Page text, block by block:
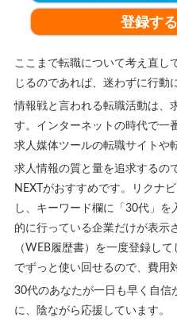
登録す
ここまで転職について考え直し
じるのであれば、迷わずに行動
情報戦と言われる転職活動は、
す。インターネットの時代で一
求人媒体ツールの転職サイトや
求人情報の質と量を追求するの
NEXTがおすすめです。リクナ
し、キーワード欄に「30代」
的に行っている企業だけが表示
（WEB履歴書）を一度登録し
でずっと使い回せるので、費用
30代のあなたが一日も早く自信
に、陰ながら応援しています。